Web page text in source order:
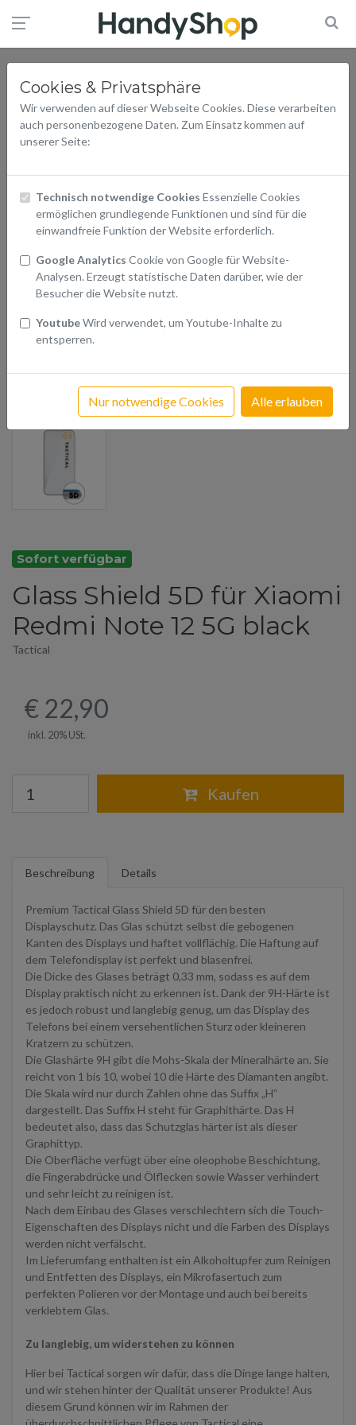
Cookies & Privatsphäre
Wir verwenden auf dieser Webseite Cookies. Diese verarbeiten
auch personenbezogene Daten. Zum Einsatz kommen auf
unserer Seite:
Technisch notwendige Cookies Essenzielle Cookies
ermöglichen grundlegende Funktionen und sind für die
einwandfreie Funktion der Website erforderlich.
Google Analytics Cookie von Google für Website-
Analysen. Erzeugt statistische Daten darüber, wie der
Besucher die Website nutzt.
YoutubeWird verwendet, um Youtube-Inhalte zu
entsperren.
Nur notwendige Cookies Alle erlauben
Sofort verfügbar
Glass Shield 5D für Xiaomi
Redmi Note 12 5G black
Tactical
€ 22,90
inkl. 20% USt.
Kaufen
Beschreibung Details
Premium Tactical Glass Shield 5D für den besten
Displayschutz. Das Glas schützt selbst die gebogenen
Kanten des Displays und haftet vollflächig. Die Haftung auf
dem Telefondisplay ist perfekt und blasenfrei.
Die Dicke des Glases beträgt 0,33 mm, sodass es auf dem
Display praktisch nicht zu erkennen ist. Dank der 9H-Härte ist
es jedoch robust und langlebig genug, um das Display des
Telefons bei einem versehentlichen Sturz oder kleineren
Kratzern zu schützen.
Die Glashärte 9H gibt die Mohs-Skala der Mineralhärte an. Sie
reicht von 1 bis 10, wobei 10 die Härte des Diamanten angibt.
Die Skala wird nur durch Zahlen ohne das Suffix „H“
dargestellt. Das Suffix H steht für Graphithärte. Das H
bedeutet also, dass das Schutzglas härter ist als dieser
Graphittyp.
Die Oberfläche verfügt über eine oleophobe Beschichtung,
die Fingerabdrücke und Ölflecken sowie Wasser verhindert
und sehr leicht zu reinigen ist.
Nach dem Einbau des Glases verschlechtern sich die Touch-
Eigenschaften des Displays nicht und die Farben des Displays
werden nicht verfälscht.
Im Lieferumfang enthalten ist ein Alkoholtupfer zum Reinigen
und Entfetten des Displays, ein Mikrofasertuch zum
perfekten Polieren vor der Montage und auch bei bereits
verklebtem Glas.
Zu langlebig, um widerstehen zu können
Hier bei Tactical sorgen wir dafür, dass die Dinge lange halten,
und wir stehen hinter der Qualität unserer Produkte! Aus
diesem Grund können wir im Rahmen der